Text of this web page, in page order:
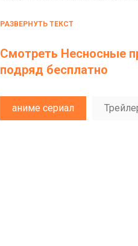
верил в его успех, но его
РАЗВЕРНУТЬ ТЕКСТ
Смотреть Несносные
подряд бесплатно
аниме сериал